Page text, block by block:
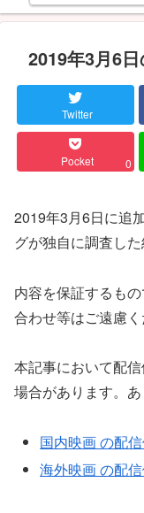
2019年3月6
Twitter
Pocket 0
2019年3月6日に追
グが独自に調査した
内容を保証するも
合わせ等はご遠慮く
本記事において配
場合があります。あ
国内映画 の配
海外映画 の配